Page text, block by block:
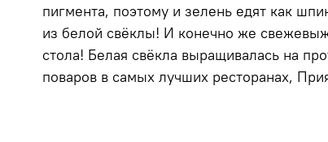
пигмента, поэтому и зелень едят как
из белой свёклы! И конечно же
стола! Белая свёкла выращивалась на
поваров в самых лучших ресторанах,